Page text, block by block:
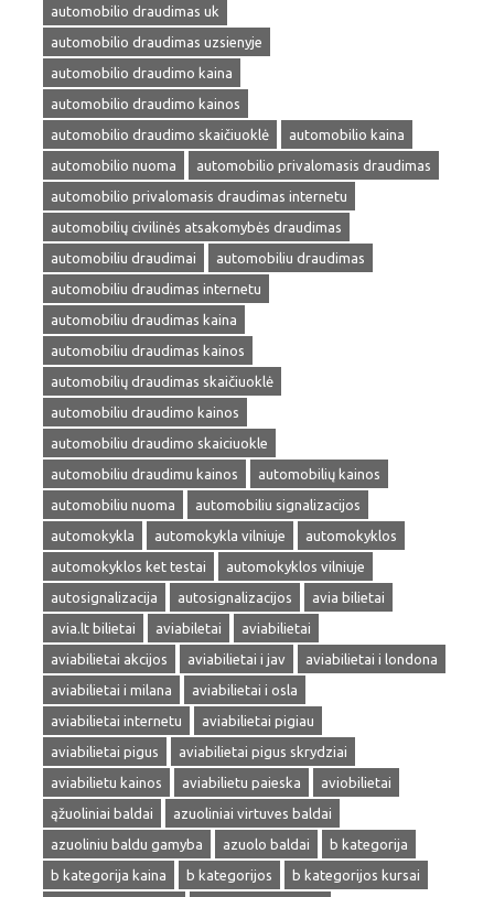
automobilio draudimas uk
automobilio draudimas uzsienyje
automobilio draudimo kaina
automobilio draudimo kainos
automobilio draudimo skaičiuoklė
automobilio kaina
automobilio nuoma
automobilio privalomasis draudimas
automobilio privalomasis draudimas internetu
automobilių civilinės atsakomybės draudimas
automobiliu draudimai
automobiliu draudimas
automobiliu draudimas internetu
automobiliu draudimas kaina
automobiliu draudimas kainos
automobilių draudimas skaičiuoklė
automobiliu draudimo kainos
automobiliu draudimo skaiciuokle
automobiliu draudimu kainos
automobilių kainos
automobiliu nuoma
automobiliu signalizacijos
automokykla
automokykla vilniuje
automokyklos
automokyklos ket testai
automokyklos vilniuje
autosignalizacija
autosignalizacijos
avia bilietai
avia.lt bilietai
aviabiletai
aviabilietai
aviabilietai akcijos
aviabilietai i jav
aviabilietai i londona
aviabilietai i milana
aviabilietai i osla
aviabilietai internetu
aviabilietai pigiau
aviabilietai pigus
aviabilietai pigus skrydziai
aviabilietu kainos
aviabilietu paieska
aviobilietai
ąžuoliniai baldai
azuoliniai virtuves baldai
azuoliniu baldu gamyba
azuolo baldai
b kategorija
b kategorija kaina
b kategorijos
b kategorijos kursai